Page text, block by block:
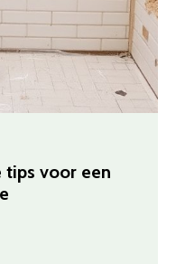
voor een